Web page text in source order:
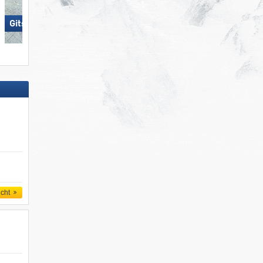
Gitschberg Jochtal Lermoos – Grubigstein